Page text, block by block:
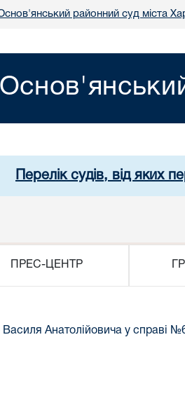
районний суд міста
Перелік судів, від яких
ПРЕС-ЦЕНТР
Анатолійовича у справі